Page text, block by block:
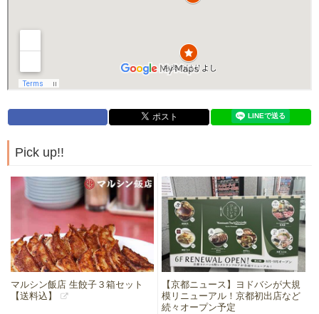
Pick up!!
マルシン飯店 生餃子３箱セット
【送料込】
【京都ニュース】ヨドバシが大規
模リニューアル！京都初出店など
続々オープン予定